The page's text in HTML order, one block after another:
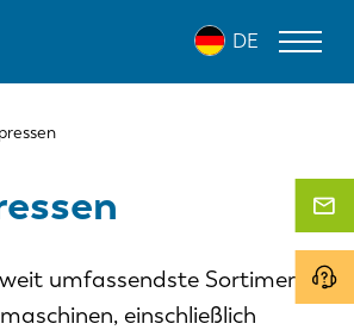
DE
umfassendste Sortiment
einschließlich